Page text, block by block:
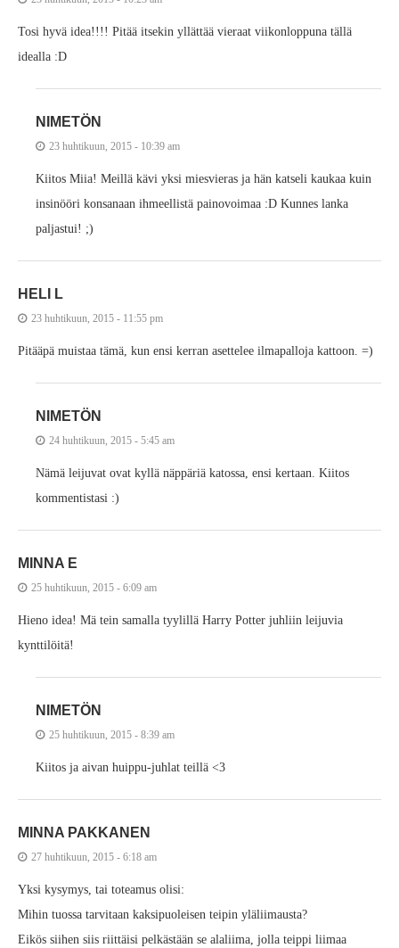
Tosi hyvä idea!!!! Pitää itsekin yllättää vieraat viikonloppuna tällä
idealla :D
NIMETÖN
23 huhtikuun, 2015 - 10:39 am
Kiitos Miia! Meillä kävi yksi miesvieras ja hän katseli kaukaa kuin
insinööri konsanaan ihmeellistä painovoimaa :D Kunnes lanka
paljastui! ;)
HELI L
23 huhtikuun, 2015 - 11:55 pm
Pitääpä muistaa tämä, kun ensi kerran asettelee ilmapalloja kattoon. =)
NIMETÖN
24 huhtikuun, 2015 - 5:45 am
Nämä leijuvat ovat kyllä näppäriä katossa, ensi kertaan. Kiitos
kommentistasi :)
MINNA E
25 huhtikuun, 2015 - 6:09 am
Hieno idea! Mä tein samalla tyylillä Harry Potter juhliin leijuvia
kynttilöitä!
NIMETÖN
25 huhtikuun, 2015 - 8:39 am
Kiitos ja aivan huippu-juhlat teillä <3
MINNA PAKKANEN
27 huhtikuun, 2015 - 6:18 am
Yksi kysymys, tai toteamus olisi:
Mihin tuossa tarvitaan kaksipuoleisen teipin yläliimausta?
Eikös siihen siis riittäisi pelkästään se alaliima, jolla teippi liimaa